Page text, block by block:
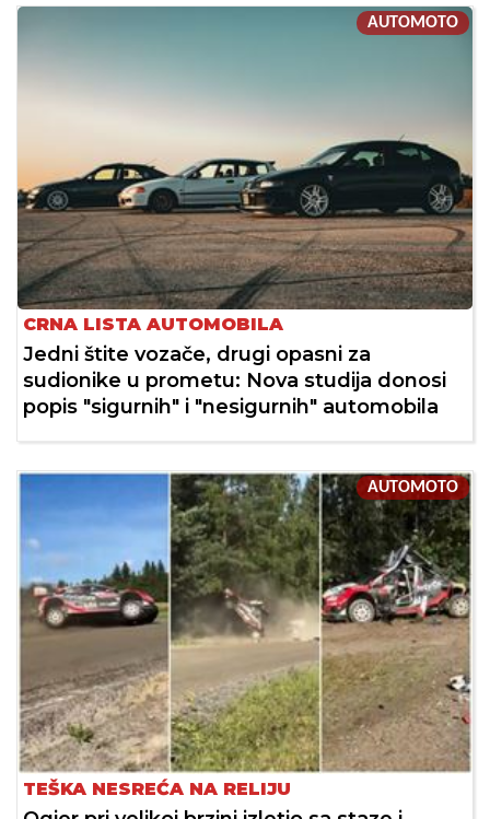
AUTOMOTO
CRNA LISTA AUTOMOBILA
Jedni štite vozače, drugi opasni za
sudionike u prometu: Nova studija donosi
popis "sigurnih" i "nesigurnih" automobila
AUTOMOTO
TEŠKA NESREĆA NA RELIJU